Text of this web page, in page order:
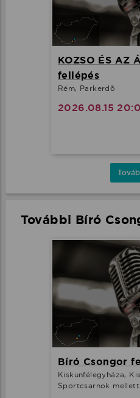
KOZSO ÉS AZ
fellépés
Rém, Parkerdõ
2026.08.15
További Bíró
Bíró Csongor
Kiskunfélegyháza,
Sportcsarnok